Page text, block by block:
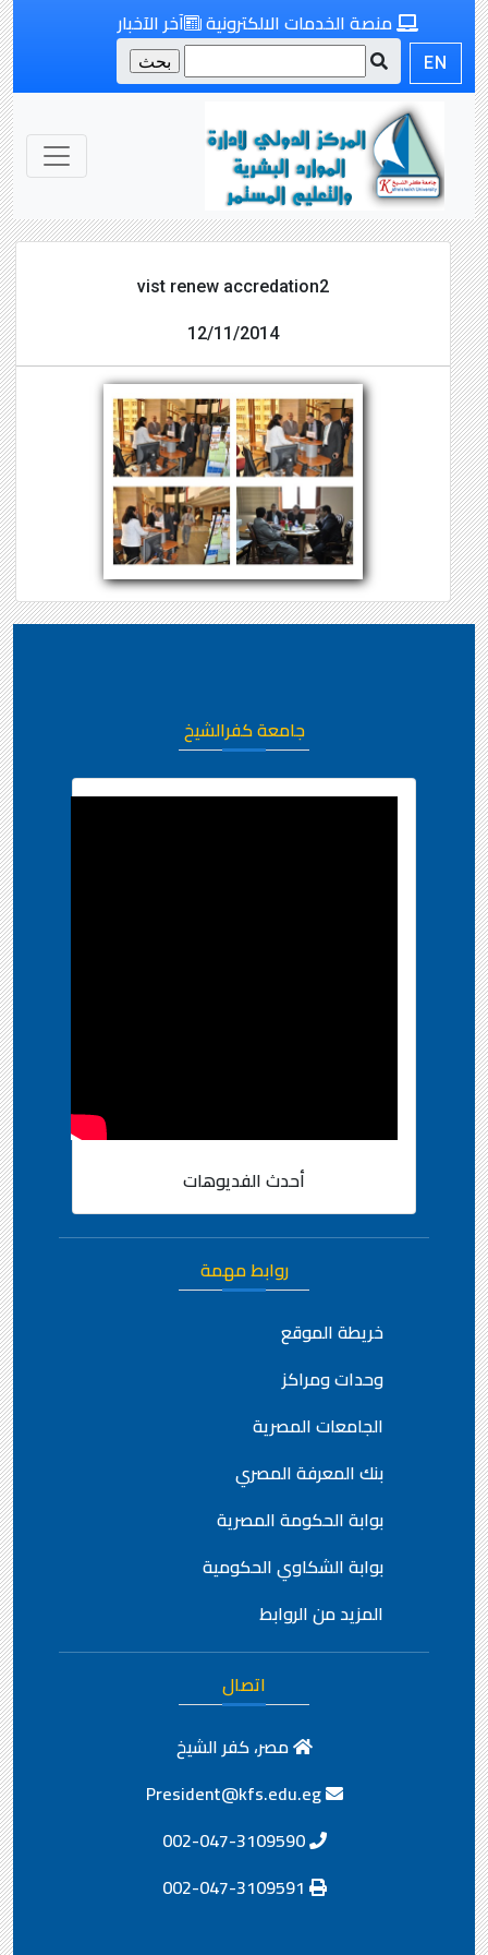
آخر الآخبار منصة الخدمات الالكترونية
EN
vist renew accredation2
12/11/2014
جامعة كفرالشيخ
أحدث الفديوهات
روابط مهمة
خريطة الموقع
وحدات ومراكز
الجامعات المصرية
بنك المعرفة المصري
بوابة الحكومة المصرية
بوابة الشكاوي الحكومية
المزيد من الروابط
اتصال
مصر، كفر الشيخ
President@kfs.edu.eg
002-047-3109590